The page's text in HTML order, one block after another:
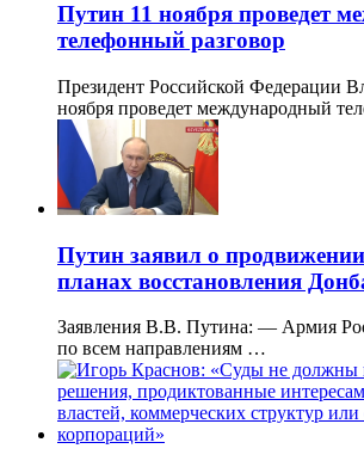
Путин 11 ноября проведет
телефонный разговор
Президент Российской Федерации
ноября проведет международный
Путин заявил о
планах восстановления
Заявления В.В. Путина: — Армия
по всем направлениям …